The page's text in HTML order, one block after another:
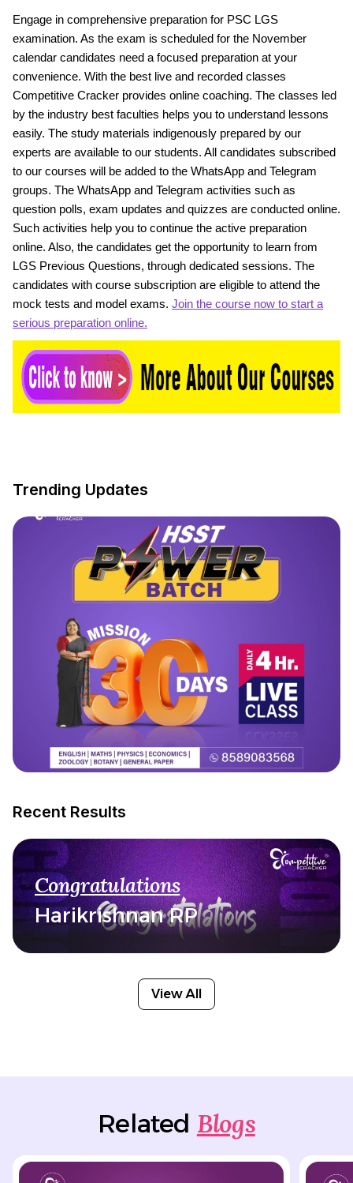
Engage in comprehensive preparation for PSC LGS
examination. As the exam is scheduled for the November
calendar candidates need a focused preparation at your
convenience. With the best live and recorded classes
Competitive Cracker provides online coaching. The classes led
by the industry best faculties helps you to understand lessons
easily. The study materials indigenously prepared by our
experts are available to our students. All candidates subscribed
to our courses will be added to the WhatsApp and Telegram
groups. The WhatsApp and Telegram activities such as
question polls, exam updates and quizzes are conducted online.
Such activities help you to continue the active preparation
online. Also, the candidates get the opportunity to learn from
LGS Previous Questions, through dedicated sessions. The
candidates with course subscription are eligible to attend the
mock tests and model exams. Join the course now to start a
serious preparation online.
Trending Updates
Recent Results
Congratulations
Harikrishnan RP
View All
Related Blogs